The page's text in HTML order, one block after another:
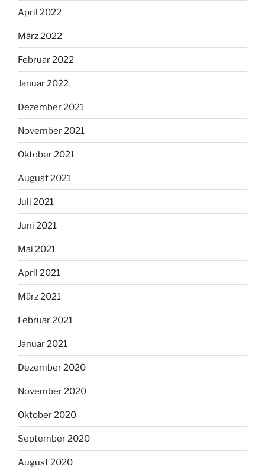
April 2022
März 2022
Februar 2022
Januar 2022
Dezember 2021
November 2021
Oktober 2021
August 2021
Juli 2021
Juni 2021
Mai 2021
April 2021
März 2021
Februar 2021
Januar 2021
Dezember 2020
November 2020
Oktober 2020
September 2020
August 2020